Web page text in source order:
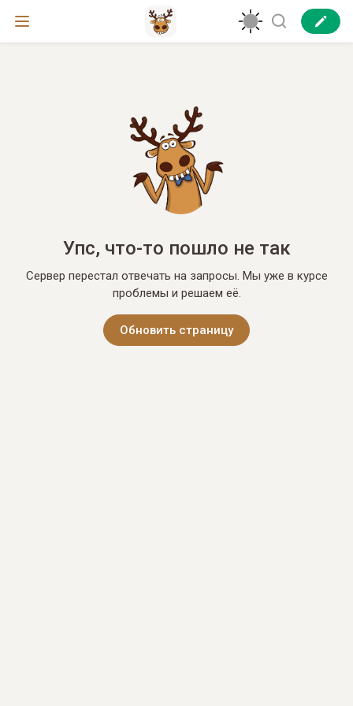
Упс, что-то пошло не так
Сервер перестал отвечать на запросы. Мы уже в курсе
проблемы и решаем её.
Обновить страницу